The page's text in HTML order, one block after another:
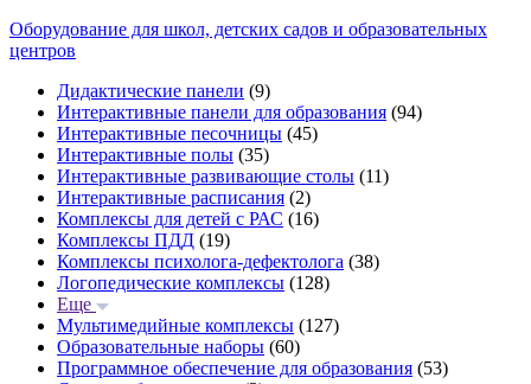
Оборудование для школ, детских садов и образовательных
центров
Дидактические панели (9)
Интерактивные панели для образования (94)
Интерактивные песочницы (45)
Интерактивные полы (35)
Интерактивные развивающие столы (11)
Интерактивные расписания (2)
Комплексы для детей с РАС (16)
Комплексы ПДД (19)
Комплексы психолога-дефектолога (38)
Логопедические комплексы (128)
Еще
Мультимедийные комплексы (127)
Образовательные наборы (60)
Программное обеспечение для образования (53)